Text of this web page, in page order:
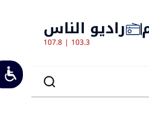
راديو الناس
107.8 | 103.3